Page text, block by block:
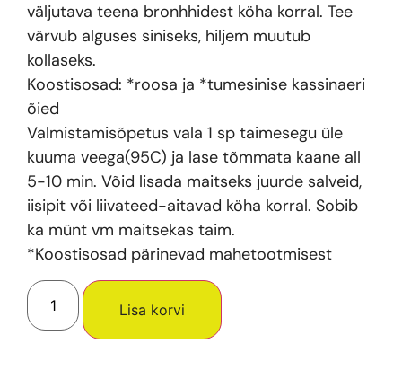
väljutava teena bronhhidest köha korral. Tee
värvub alguses siniseks, hiljem muutub
kollaseks.
Koostisosad: *roosa ja *tumesinise kassinaeri
õied
Valmistamisõpetus vala 1 sp taimesegu üle
kuuma veega(95C) ja lase tõmmata kaane all
5-10 min. Võid lisada maitseks juurde salveid,
iisipit või liivateed-aitavad köha korral. Sobib
ka münt vm maitsekas taim.
*Koostisosad pärinevad mahetootmisest
Lisa korvi